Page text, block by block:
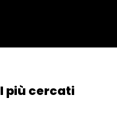
I più cercati